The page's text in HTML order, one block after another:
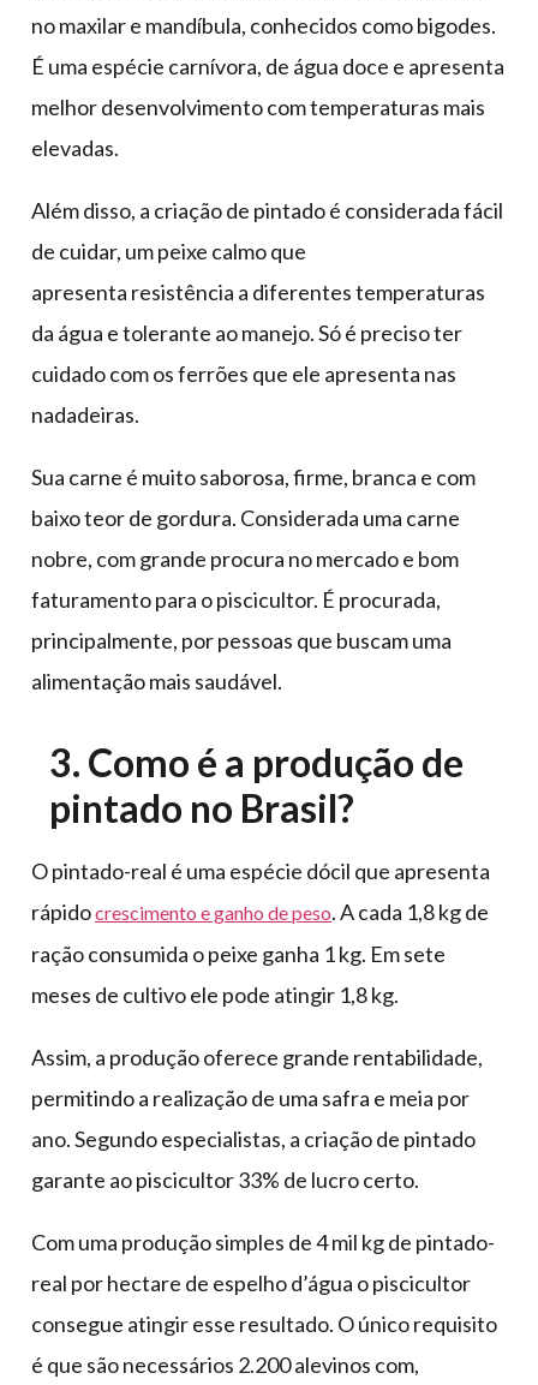
no maxilar e mandíbula, conhecidos como bigodes.
É uma espécie carnívora, de água doce e apresenta
melhor desenvolvimento com temperaturas mais
elevadas.
Além disso, a criação de pintado é considerada fácil
de cuidar, um peixe calmo que
apresenta resistência a diferentes temperaturas
da água e tolerante ao manejo. Só é preciso ter
cuidado com os ferrões que ele apresenta nas
nadadeiras.
Sua carne é muito saborosa, firme, branca e com
baixo teor de gordura. Considerada uma carne
nobre, com grande procura no mercado e bom
faturamento para o piscicultor. É procurada,
principalmente, por pessoas que buscam uma
alimentação mais saudável.
3. Como é a produção de
pintado no Brasil?
O pintado-real é uma espécie dócil que apresenta
rápidocrescimento e ganho de peso. A cada 1,8 kg de
ração consumida o peixe ganha 1 kg. Em sete
meses de cultivo ele pode atingir 1,8 kg.
Assim, a produção oferece grande rentabilidade,
permitindo a realização de uma safra e meia por
ano. Segundo especialistas, a criação de pintado
garante ao piscicultor 33% de lucro certo.
Com uma produção simples de 4 mil kg de pintado-
real por hectare de espelho d’água o piscicultor
consegue atingir esse resultado. O único requisito
é que são necessários 2.200 alevinos com,